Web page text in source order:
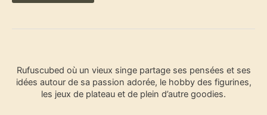
Rufuscubed où un vieux singe partage ses pensées et ses
idées autour de sa passion adorée, le hobby des figurines,
les jeux de plateau et de plein d’autre goodies.
e
c